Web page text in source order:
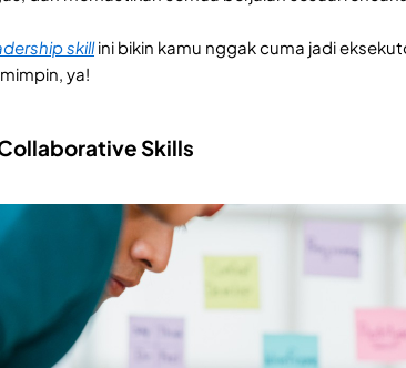
skillini bikin kamu nggak cuma jadi
ya!
Skills